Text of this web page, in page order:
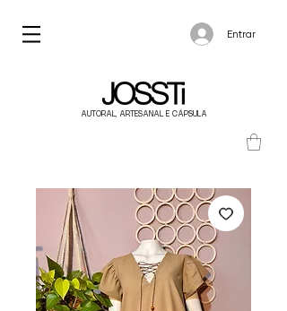
Entrar
AUTORAL, ARTESANAL E CÁPSULA